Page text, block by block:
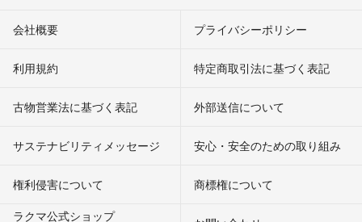
会社概要 プライバシーポリシー
利用規約 特定商取引法に基づく表記
古物営業法に基づく表記 外部送信について
サステナビリティメッセージ 安心・安全のための取り組み
権利侵害について
商標権について
ラクマ公式ショップ